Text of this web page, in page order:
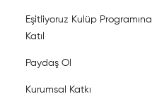
Eşitliyoruz Kulüp Programına
Katıl
Paydaş Ol
Kurumsal Katkı